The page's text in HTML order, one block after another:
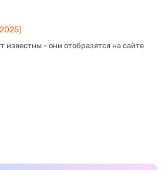
известны - они отобразятся на сайте